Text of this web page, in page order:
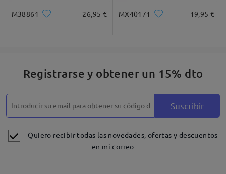
M38861 26,95 € MX40171 19,95 €
Registrarse y obtener un 15% dto
Suscribir
Quiero recibir todas las novedades, ofertas y descuentos
en mi correo